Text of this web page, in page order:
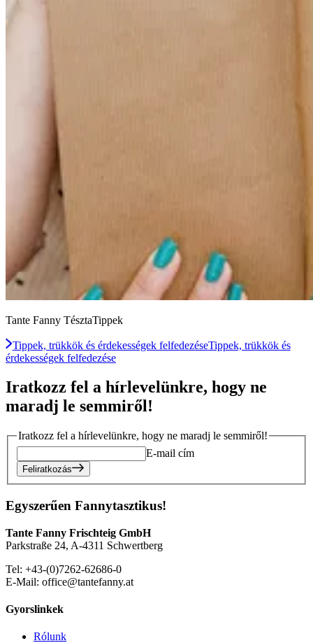
Tante Fanny TésztaTippek
Tippek, trükkök és érdekességek felfedezéseTippek, trükkök és
érdekességek felfedezése
Iratkozz fel a hírlevelünkre, hogy ne
maradj le semmiről!
Iratkozz fel a hírlevelünkre, hogy ne maradj le semmiről!
E-mail cím
Feliratkozás
Egyszerűen Fannytasztikus!
Tante Fanny Frischteig GmbH
Parkstraße 24, A-4311 Schwertberg
Tel: +43-(0)7262-62686-0
E-Mail: office@tantefanny.at
Gyorslinkek
Rólunk